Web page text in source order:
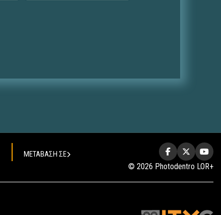
ΜΕΤΑΒΑΣΗ ΣΕ
© 2026 Photodentro LOR+